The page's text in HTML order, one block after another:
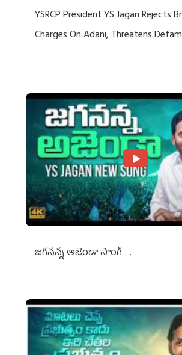
YSRCP President YS Jagan Rejects
Charges On Adani, Threatens
జగనన్న అజెండా సాంగ్….